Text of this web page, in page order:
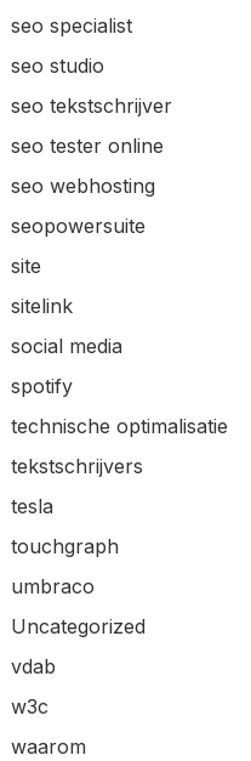
seo specialist
seo studio
seo tekstschrijver
seo tester online
seo webhosting
seopowersuite
site
sitelink
social media
spotify
technische optimalisatie
tekstschrijvers
tesla
touchgraph
umbraco
Uncategorized
vdab
w3c
waarom